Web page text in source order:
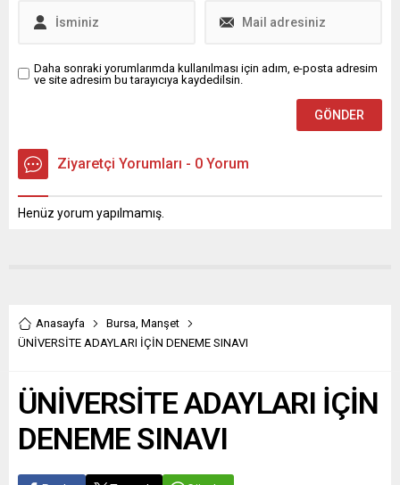
Daha sonraki yorumlarımda kullanılması için adım, e-posta adresim
ve site adresim bu tarayıcıya kaydedilsin.
Ziyaretçi Yorumları - 0 Yorum
Henüz yorum yapılmamış.
Anasayfa Bursa Manşet
ÜNİVERSİTE ADAYLARI İÇİN DENEME SINAVI
ÜNİVERSİTE ADAYLARI İÇİN
DENEME SINAVI